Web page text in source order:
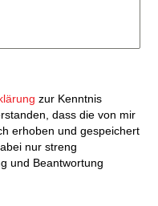
zur Kenntnis
dass die von mir
erhoben und gespeichert
nur streng
und Beantwortung